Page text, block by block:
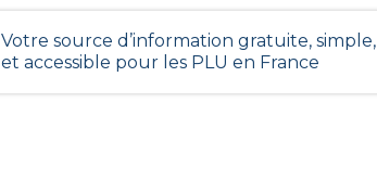
Votre source d’information gratuite, simple,
et accessible pour les PLU en France